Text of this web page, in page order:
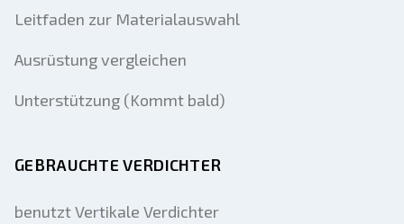
Leitfaden zur Materialauswahl
Ausrüstung vergleichen
Unterstützung (Kommt bald)
GEBRAUCHTE VERDICHTER
benutzt Vertikale Verdichter